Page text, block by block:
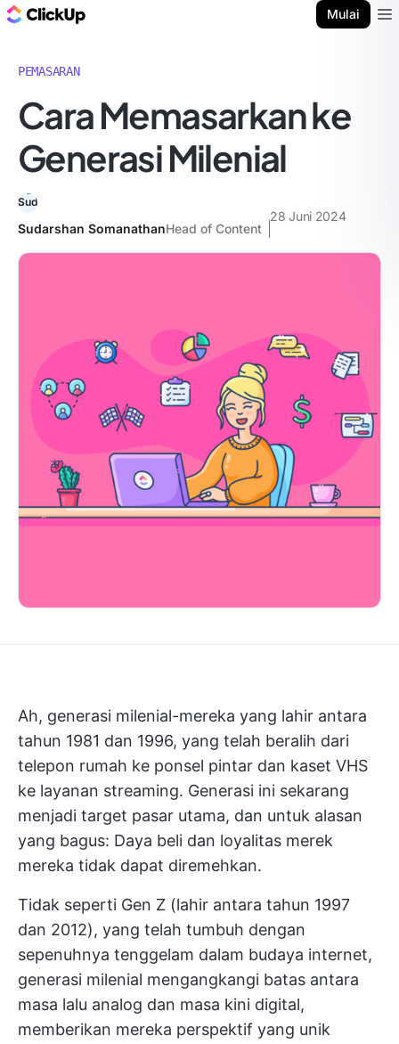
Mulai
PEMASARAN
Cara Memasarkan ke
Generasi Milenial
Sudarshan SomanathanHead of Content
28 Juni 2024
Ah, generasi milenial-mereka yang lahir antara
tahun 1981 dan 1996, yang telah beralih dari
telepon rumah ke ponsel pintar dan kaset VHS
ke layanan streaming. Generasi ini sekarang
menjadi target pasar utama, dan untuk alasan
yang bagus: Daya beli dan loyalitas merek
mereka tidak dapat diremehkan.
Tidak seperti Gen Z (lahir antara tahun 1997
dan 2012), yang telah tumbuh dengan
sepenuhnya tenggelam dalam budaya internet,
generasi milenial mengangkangi batas antara
masa lalu analog dan masa kini digital,
memberikan mereka perspektif yang unik